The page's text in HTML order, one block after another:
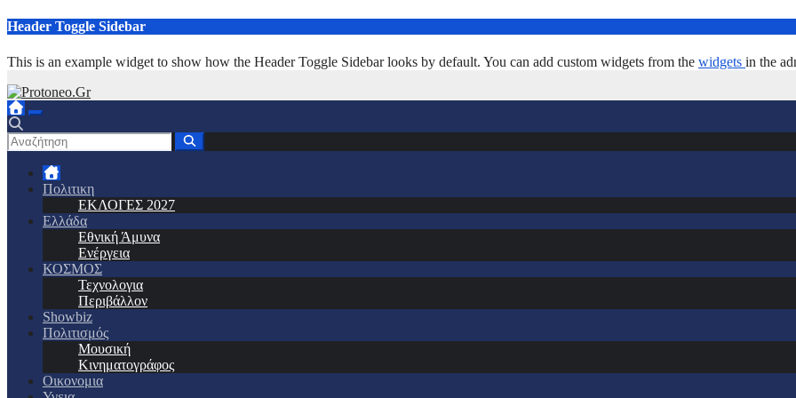
Μετάβαση
περιεχόμενο
Header Toggle Sidebar
This is an example widget to show how the Header Toggle Sidebar looks by default. You can add custom widgets from the widgets in the
Πολιτικη
ΕΚΛΟΓΕΣ 2027
Ελλάδα
Εθνική Άμυνα
Ενέργεια
ΚΟΣΜΟΣ
Τεχνολογια
Περιβάλλον
Showbiz
Πολιτισμός
Μουσική
Κινηματογράφος
Οικονομια